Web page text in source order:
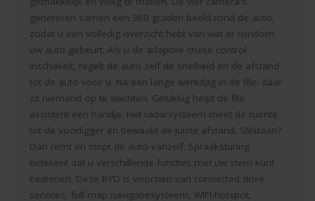
genereren samen een 360 graden beeld rond de auto,
zodat u een volledig overzicht hebt van wat er rondom
uw auto gebeurt. Als u de adaptive cruise control
inschakelt, regelt de auto zelf de snelheid en de afstand
tot de auto voor u. Na een lange werkdag in de file: daar
zit niemand op te wachten. Gelukkig helpt de file
assistent een handje. Het radarsysteem meet de ruimte
tot de voorligger en bewaakt de juiste afstand. Stilstaan?
Dan remt en stopt de auto vanzelf. Spraaksturing
betekent dat u verschillende functies met uw stem kunt
bedienen. Deze BYD is voorzien van connected drive
services, full map navigatiesysteem, WIFI-hotspot,